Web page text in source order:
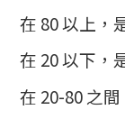
在 80 以上，
在 20 以下，
在 20-80 之